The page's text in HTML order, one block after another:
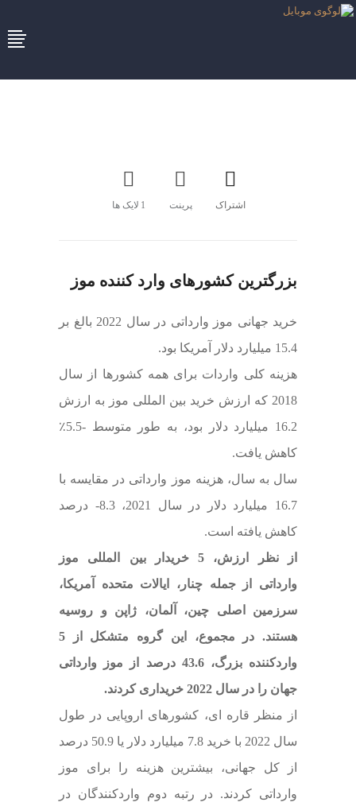
اشتراک پرینت 1 لایک ها
بزرگترین کشورهای وارد کننده موز
خرید جهانی موز وارداتی در سال 2022 بالغ بر
15.4 میلیارد دلار آمریکا بود.
هزینه کلی واردات برای همه کشورها از سال
2018 که ارزش خرید بین المللی موز به ارزش
16.2 میلیارد دلار بود، به طور متوسط ​​-5.5٪
کاهش یافت.
سال به سال، هزینه موز وارداتی در مقایسه با
16.7 میلیارد دلار در سال 2021، 8.3- درصد
کاهش یافته است.
از نظر ارزش، 5 خریدار بین المللی موز
وارداتی از جمله چنار، ایالات متحده آمریکا،
سرزمین اصلی چین، آلمان، ژاپن و روسیه
هستند.
در مجموع، این گروه متشکل از 5
واردکننده بزرگ، 43.6 درصد از موز وارداتی
جهان را در سال 2022 خریداری کردند.
از منظر قاره ای، کشورهای اروپایی در طول
سال 2022 با خرید 7.8 میلیارد دلار یا 50.9 درصد
از کل جهانی، بیشترین هزینه را برای موز
وارداتی کردند. در رتبه دوم واردکنندگان در